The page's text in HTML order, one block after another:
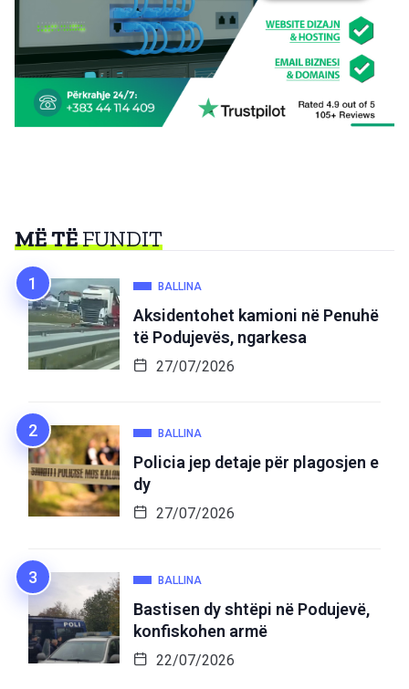
MË TËFUNDIT
BALLINA
Aksidentohet kamioni në Penuhë
të Podujevës, ngarkesa
27/07/2026
BALLINA
Policia jep detaje për plagosjen e
dy
27/07/2026
BALLINA
Bastisen dy shtëpi në Podujevë,
konfiskohen armë
22/07/2026